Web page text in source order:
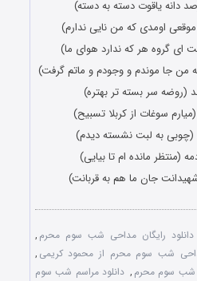
یاقوت دسته به دسته)
اومدی که من نایی ندارم)
گروه هر که ندارد هوای ما)
جا موندم و وجودم و ماتم گرفت)
سر بسته تر بهتره)
سوغات از کربلا تسبیح)
به لبت نشسته دیدم)
مانده ام تا بیایی)
جان ما هم به قربانت)
دانلود رایگان مداحی شب سوم محرم ,
شب سوم محرم از محمود کریمی ,
شب سوم محرم , دانلود مراسم شب سوم